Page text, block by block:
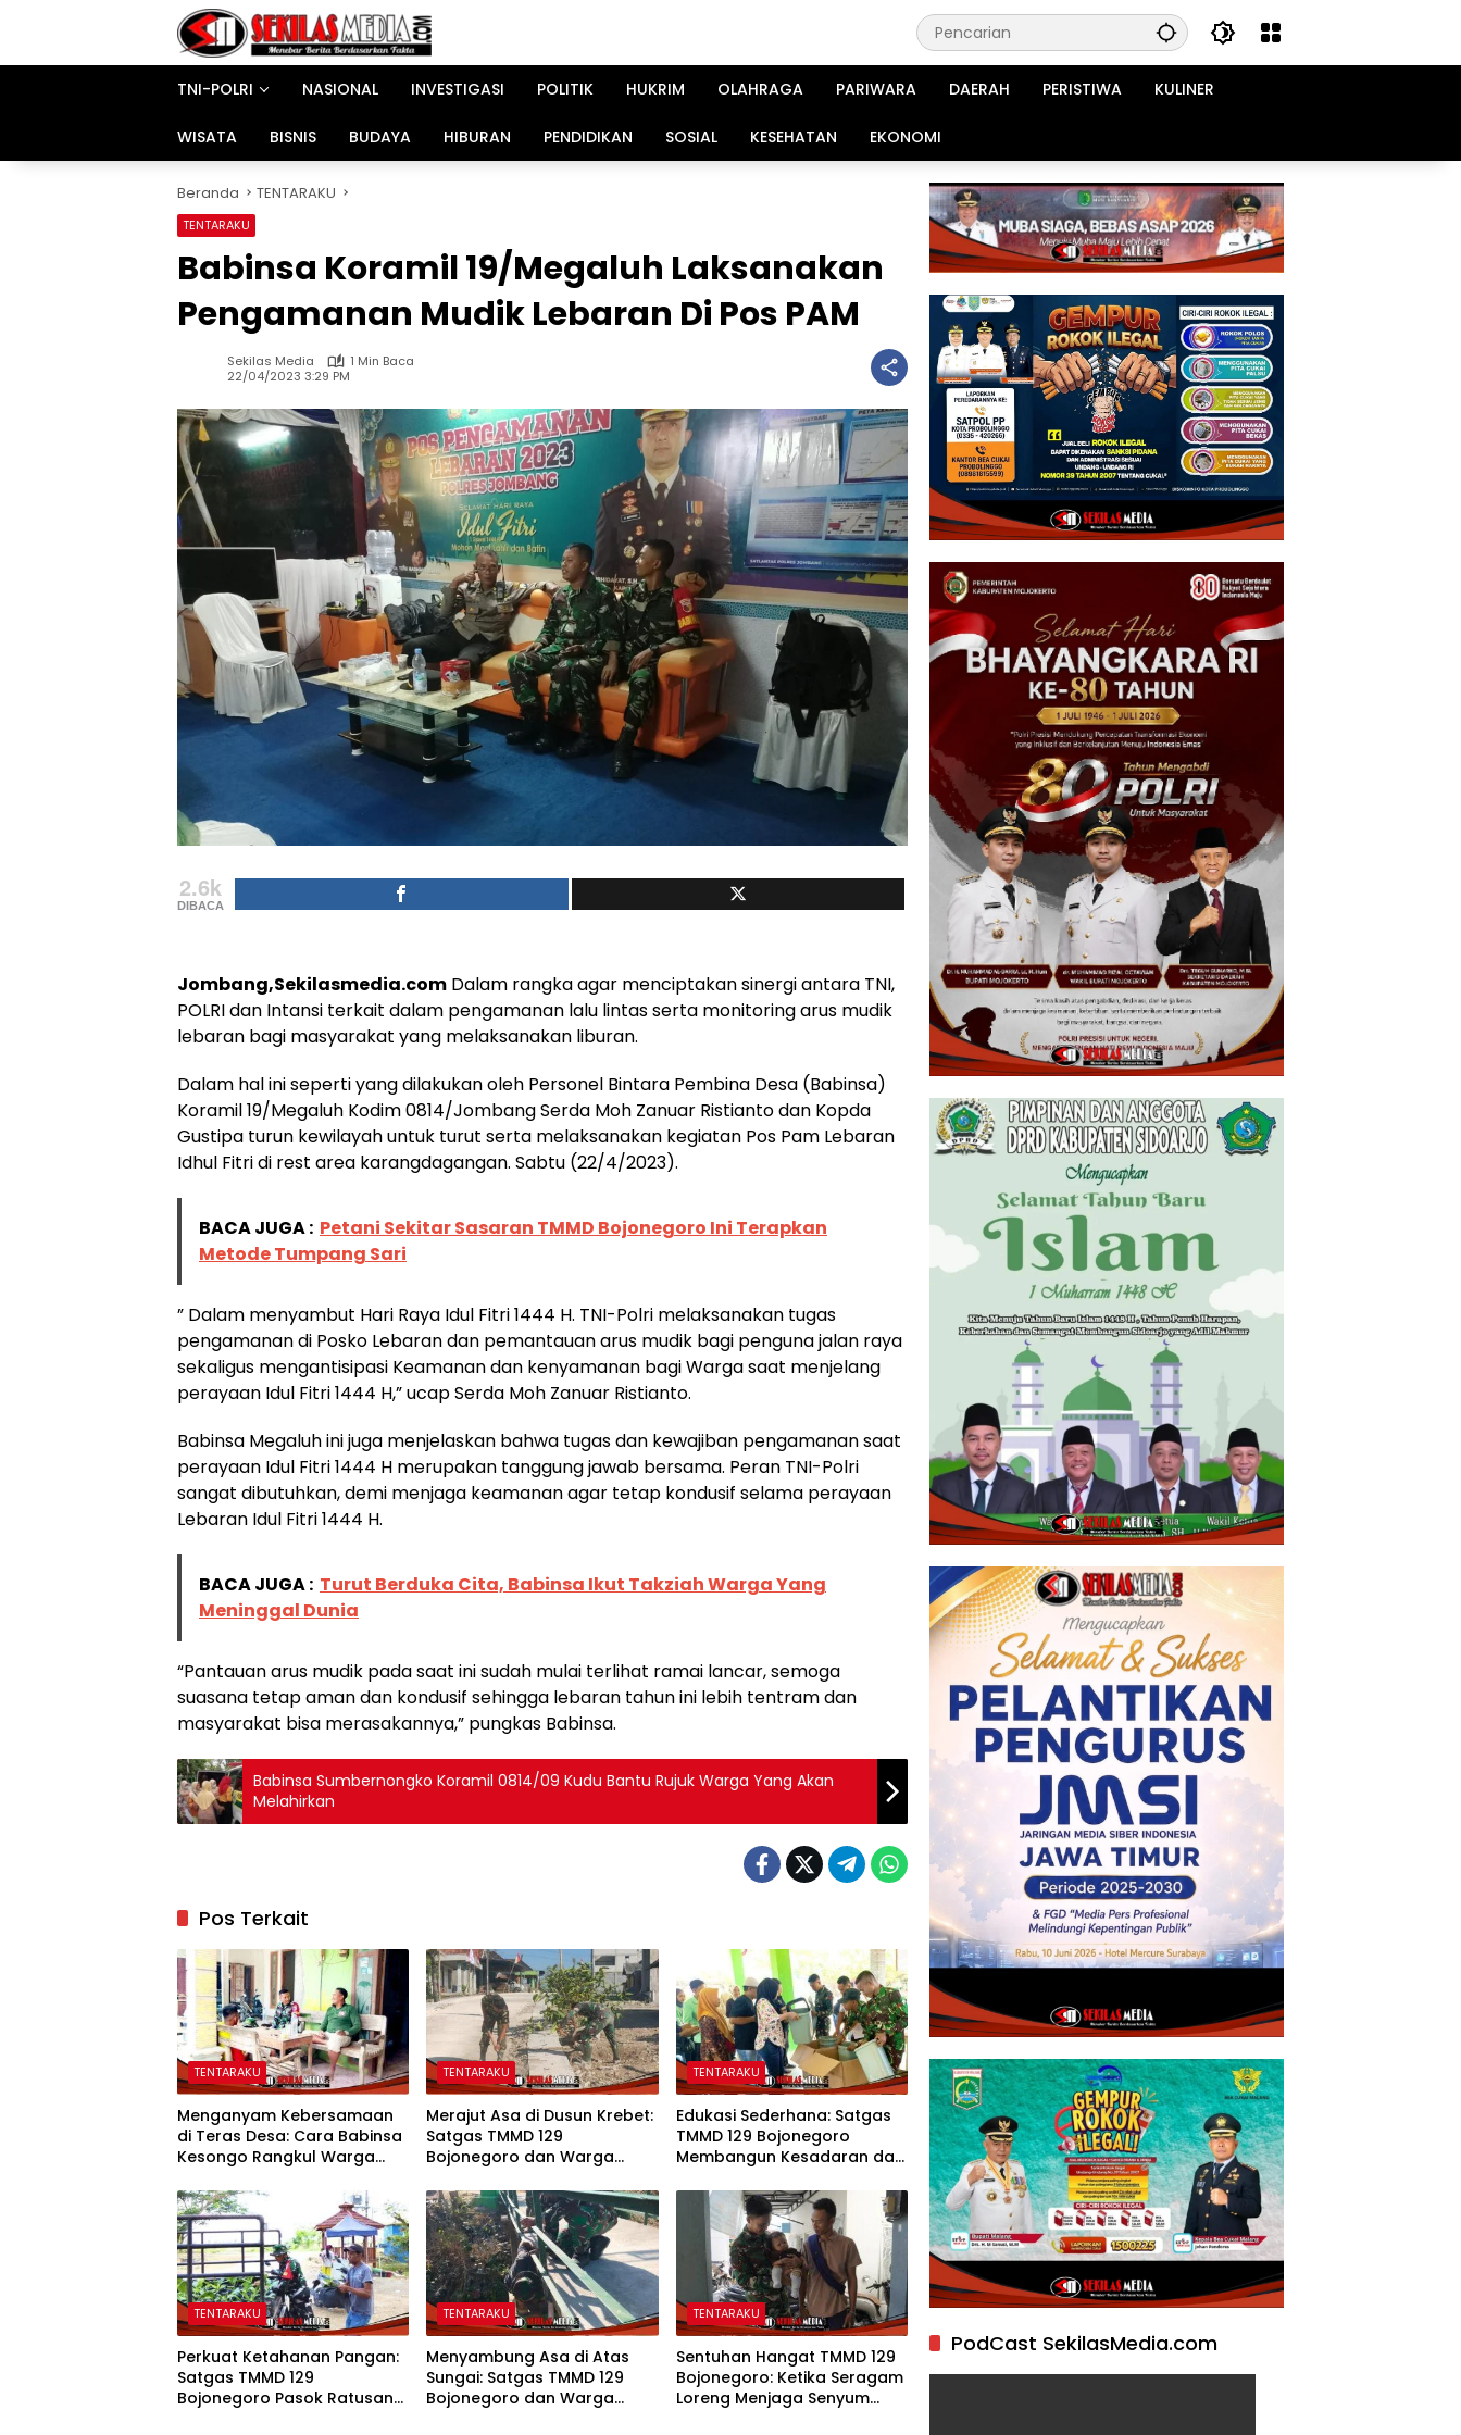
TNI-POLRI
NASIONAL INVESTIGASI POLITIK HUKRIM OLAHRAGA PARIWARA DAERAH PERISTIWA KULINER
WISATA BISNIS BUDAYA HIBURAN PENDIDIKAN SOSIAL KESEHATAN EKONOMI
Beranda TENTARAKU
TENTARAKU
Babinsa Koramil 19/Megaluh Laksanakan
Pengamanan Mudik Lebaran Di Pos PAM
Sekilas Media
1 Min Baca
22/04/2023 3:29 PM
2.6k
DIBACA
Jombang,Sekilasmedia.com Dalam rangka agar menciptakan sinergi antara TNI,
POLRI dan Intansi terkait dalam pengamanan lalu lintas serta monitoring arus mudik
lebaran bagi masyarakat yang melaksanakan liburan.
Dalam hal ini seperti yang dilakukan oleh Personel Bintara Pembina Desa (Babinsa)
Koramil 19/Megaluh Kodim 0814/Jombang Serda Moh Zanuar Ristianto dan Kopda
Gustipa turun kewilayah untuk turut serta melaksanakan kegiatan Pos Pam Lebaran
Idhul Fitri di rest area karangdagangan. Sabtu (22/4/2023).
BACA JUGA : Petani Sekitar Sasaran TMMD Bojonegoro Ini Terapkan
Metode Tumpang Sari
” Dalam menyambut Hari Raya Idul Fitri 1444 H. TNI-Polri melaksanakan tugas
pengamanan di Posko Lebaran dan pemantauan arus mudik bagi penguna jalan raya
sekaligus mengantisipasi Keamanan dan kenyamanan bagi Warga saat menjelang
perayaan Idul Fitri 1444 H,” ucap Serda Moh Zanuar Ristianto.
Babinsa Megaluh ini juga menjelaskan bahwa tugas dan kewajiban pengamanan saat
perayaan Idul Fitri 1444 H merupakan tanggung jawab bersama. Peran TNI-Polri
sangat dibutuhkan, demi menjaga keamanan agar tetap kondusif selama perayaan
Lebaran Idul Fitri 1444 H.
BACA JUGA : Turut Berduka Cita, Babinsa Ikut Takziah Warga Yang
Meninggal Dunia
“Pantauan arus mudik pada saat ini sudah mulai terlihat ramai lancar, semoga
suasana tetap aman dan kondusif sehingga lebaran tahun ini lebih tentram dan
masyarakat bisa merasakannya,” pungkas Babinsa.
Babinsa Sumbernongko Koramil 0814/09 Kudu Bantu Rujuk Warga Yang Akan
Melahirkan
Pos Terkait
TENTARAKU
Menganyam Kebersamaan
di Teras Desa: Cara Babinsa
Kesongo Rangkul Warga
Bojonegoro
TENTARAKU
Merajut Asa di Dusun Krebet:
Satgas TMMD 129
Bojonegoro dan Warga
TENTARAKU
Edukasi Sederhana: Satgas
TMMD 129 Bojonegoro
Membangun Kesadaran dan
di Kesongo
TENTARAKU
Perkuat Ketahanan Pangan:
Satgas TMMD 129
Bojonegoro Pasok Ratusan
TENTARAKU
Menyambung Asa di Atas
Sungai: Satgas TMMD 129
Bojonegoro dan Warga
TENTARAKU
Sentuhan Hangat TMMD 129
Bojonegoro: Ketika Seragam
Loreng Menjaga Senyum
PodCast SekilasMedia.com